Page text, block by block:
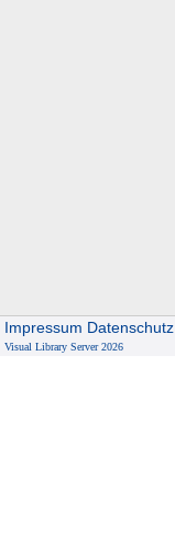
Impressum Datenschutz
Visual Library Server 2026